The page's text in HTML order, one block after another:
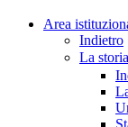
Area
Indietro
La storia